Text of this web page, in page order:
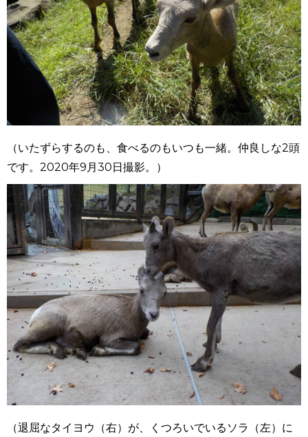
（いたずらするのも、食べるのもいつも一緒。仲良しな2頭
です。2020年9月30日撮影。）
（退屈なタイヨウ（右）が、くつろいでいるソラ（左）に